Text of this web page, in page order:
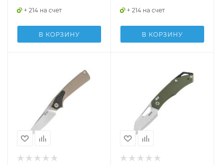
+ 214 на счет
В КОРЗИНУ
+ 214 на счет
В КОРЗИНУ